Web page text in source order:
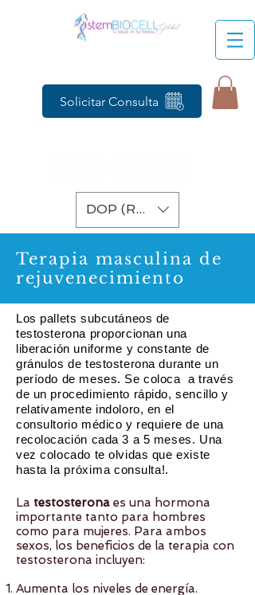
Solicitar Consulta
DOP (RD$)
Terapia masculina de
rejuvenecimiento
Los pallets subcutáneos de
testosterona proporcionan una
liberación uniforme y constante de
gránulos de testosterona durante un
período de meses. Se coloca a través
de un procedimiento rápido, sencillo y
relativamente indoloro, en el
consultorio médico y requiere de una
recolocación cada 3 a 5 meses. Una
vez colocado te olvidas que existe
hasta la próxima consulta!.
La testosterona es una hormona
importante tanto para hombres
como para mujeres. Para ambos
sexos, los beneficios de la terapia con
testosterona incluyen:
Aumenta los niveles de energía.